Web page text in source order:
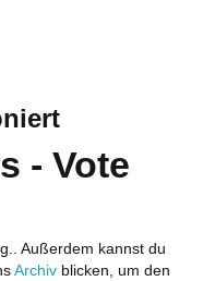
- Vote
Außerdem kannst du
Archiv blicken, um den